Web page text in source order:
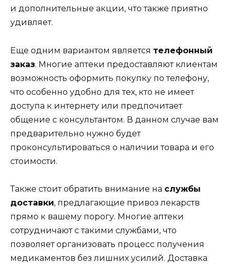
и дополнительные акции, что также приятно
удивляет.
Еще одним вариантом является телефонный
заказ. Многие аптеки предоставляют клиентам
возможность оформить покупку по телефону,
что особенно удобно для тех, кто не имеет
доступа к интернету или предпочитает
общение с консультантом. В данном случае вам
предварительно нужно будет
проконсультироваться о наличии товара и его
стоимости.
Также стоит обратить внимание на службы
доставки, предлагающие привоз лекарств
прямо к вашему порогу. Многие аптеки
сотрудничают с такими службами, что
позволяет организовать процесс получения
медикаментов без лишних усилий. Доставка